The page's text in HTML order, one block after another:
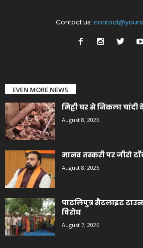
Contact us:
EVEN MORE NEWS
मिट्टी घर से निकला
August 8, 2026
मानव तस्करी पर जीरो
August 8, 2026
पाटलिपुत्र सैटलाइट
विरोध
August 7, 2026